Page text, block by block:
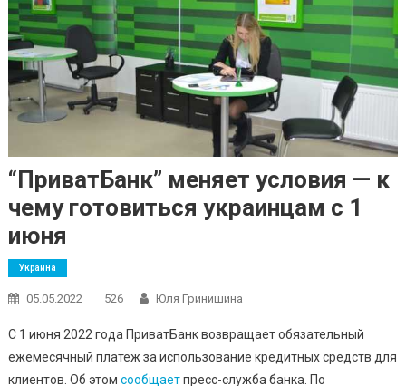
“ПриватБанк” меняет условия — к
чему готовиться украинцам с 1
июня
Украина
05.05.2022 526 Юля Гринишина
С 1 июня 2022 года ПриватБанк возвращает обязательный
ежемесячный платеж за использование кредитных средств для
клиентов. Об этом сообщаетпресс-служба банка. По